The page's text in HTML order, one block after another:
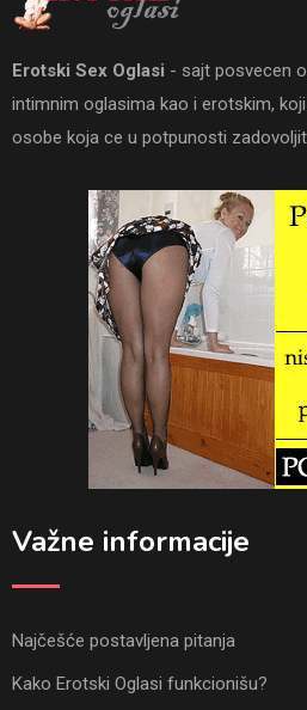
Erotski Sex Oglasi - sajt posvecen
intimnim oglasima kao i erotskim,
osobe koja ce u potpunosti
Važne informacije
Najčešće postavljena pitanja
Kako Erotski Oglasi funkcionišu?